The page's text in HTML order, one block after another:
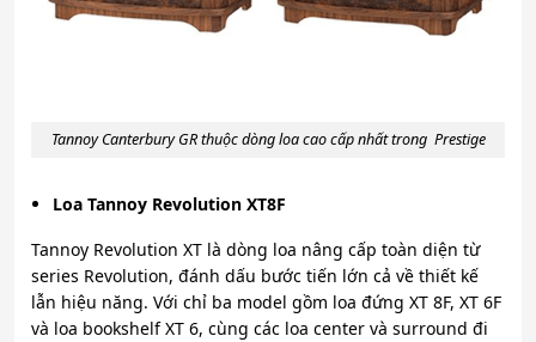
Tannoy Canterbury GR thuộc dòng loa cao cấp nhất trong Prestige
Loa Tannoy Revolution XT8F
Tannoy Revolution XT là dòng loa nâng cấp toàn diện từ
series Revolution, đánh dấu bước tiến lớn cả về thiết kế
lẫn hiệu năng. Với chỉ ba model gồm loa đứng XT 8F, XT 6F
và loa bookshelf XT 6, cùng các loa center và surround đi